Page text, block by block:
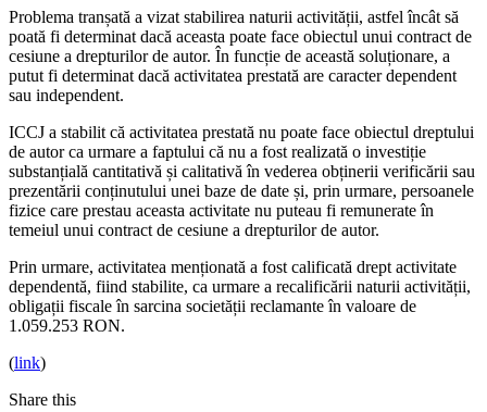
Problema tranșată a vizat stabilirea naturii activității, astfel încât să
poată fi determinat dacă aceasta poate face obiectul unui contract de
cesiune a drepturilor de autor. În funcție de această soluționare, a
putut fi determinat dacă activitatea prestată are caracter dependent
sau independent.
ICCJ a stabilit că activitatea prestată nu poate face obiectul dreptului
de autor ca urmare a faptului că nu a fost realizată o investiție
substanțială cantitativă și calitativă în vederea obținerii verificării sau
prezentării conținutului unei baze de date și, prin urmare, persoanele
fizice care prestau aceasta activitate nu puteau fi remunerate în
temeiul unui contract de cesiune a drepturilor de autor.
Prin urmare, activitatea menționată a fost calificată drept activitate
dependentă, fiind stabilite, ca urmare a recalificării naturii activității,
obligații fiscale în sarcina societății reclamante în valoare de
1.059.253 RON.
(link)
Share this